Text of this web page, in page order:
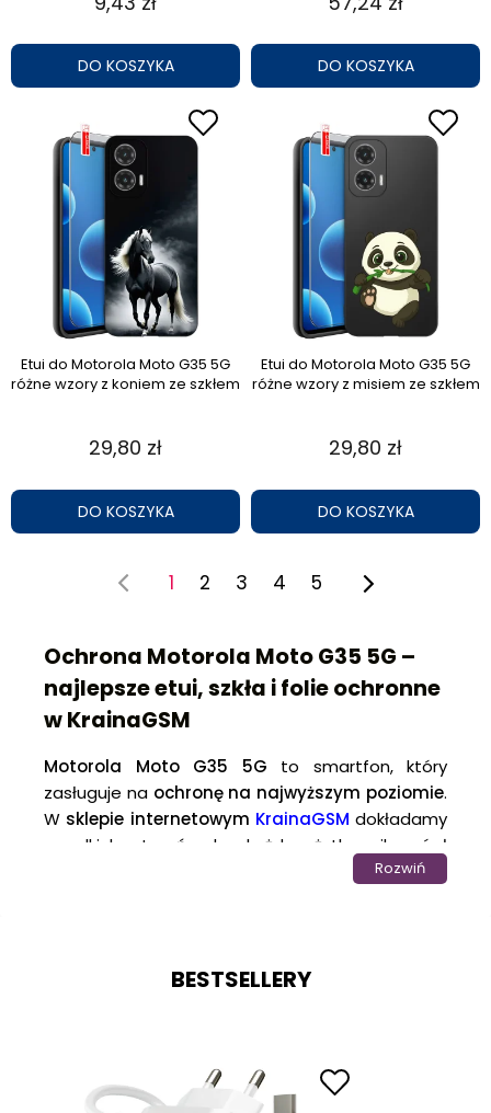
DO KOSZYKA DO KOSZYKA
Etui do Motorola Moto G35 5G
różne wzory z koniem ze szkłem
29,80 zł
DO KOSZYKA
Etui do Motorola Moto G35 5G
różne wzory z misiem ze szkłem
29,80 zł
DO KOSZYKA
1 2 3 4 5
Ochrona Motorola Moto G35 5G –
najlepsze etui, szkła i folie ochronne
w KrainaGSM
Motorola Moto G35 5G to smartfon, który
zasługuje na ochronę na najwyższym poziomie.
W sklepie internetowym KrainaGSM dokładamy
wszelkich starań, aby każdy użytkownik mógł
znaleźć idealne rozwiązania do zabezpieczenia
użytkowników. Wybierając nasze
wstrząsów po zarysowania i uszkodzenia ekranu.
Rozwiń
BESTSELLERY